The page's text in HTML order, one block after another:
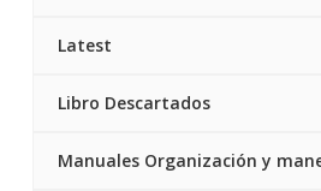
Latest
Libro Descartados
Manuales Organización y